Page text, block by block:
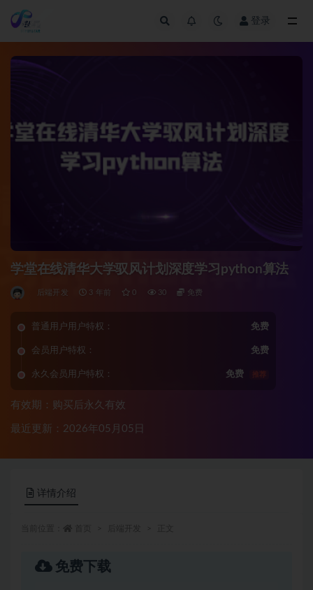
登录
学堂在线清华大学驭风计划深度学习python算法
后端开发 3 年前 0 30 免费
普通用户用户特权： 免费
会员用户特权： 免费
永久会员用户特权： 免费 推荐
有效期：购买后永久有效
最近更新：2026年05月05日
详情介绍
免费下载